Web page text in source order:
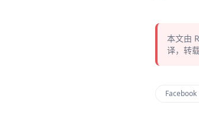
本文由
译，转
Facebook